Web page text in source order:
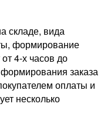
складе, вида
формирование
4-х часов до
заказа
оплаты и
несколько